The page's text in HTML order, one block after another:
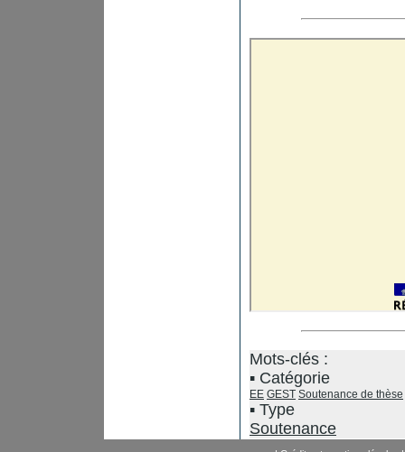
Mots-clés :
Catégorie
EE GEST Soutenance de thèse
Type
Soutenance